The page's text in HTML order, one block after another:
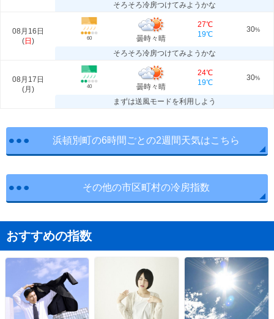
そろそろ冷房つけてみようかな
08月16日
(日 ) 60 曇時々晴
27℃
19℃
30%
そろそろ冷房つけてみようかな
08月17日
(月 ) 40 曇時々晴
24℃
19℃
30%
まずは送風モードを利用しよう
浜頓別町の6時間ごとの2週間天気はこちら
その他の市区町村の冷房指数
おすすめの指数